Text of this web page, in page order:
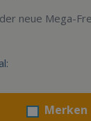
neue Mega-
Merken